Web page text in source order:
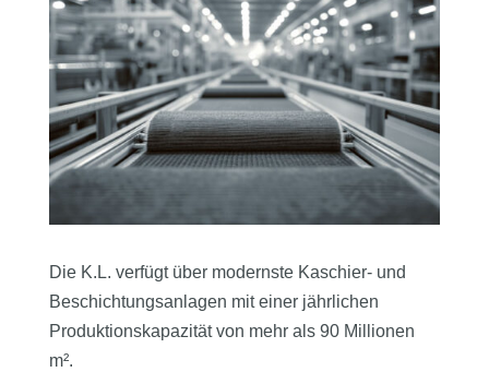
Die K.L. verfügt über modernste Kaschier- und
Beschichtungsanlagen mit einer jährlichen
Produktionskapazität von mehr als 90 Millionen
m².